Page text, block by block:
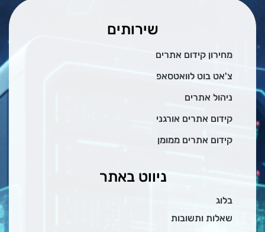
שירותים
מחירון קידום אתרים
צ'אט בוט לוואטסאפ
ניהול אתרים
קידום אתרים אורגני
קידום אתרים ממומן
ניווט באתר
בלוג
שאלות ותשובות